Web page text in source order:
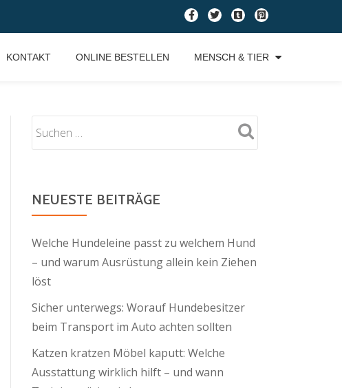
fa-
facebook
fa-
twitter
fa-
tumblr-
square
fa-
pinterest-
square
KONTAKT ONLINE BESTELLEN MENSCH & TIER
NEUESTE BEITRÄGE
Welche Hundeleine passt zu welchem Hund
– und warum Ausrüstung allein kein Ziehen
löst
Sicher unterwegs: Worauf Hundebesitzer
beim Transport im Auto achten sollten
Katzen kratzen Möbel kaputt: Welche
Ausstattung wirklich hilft – und wann